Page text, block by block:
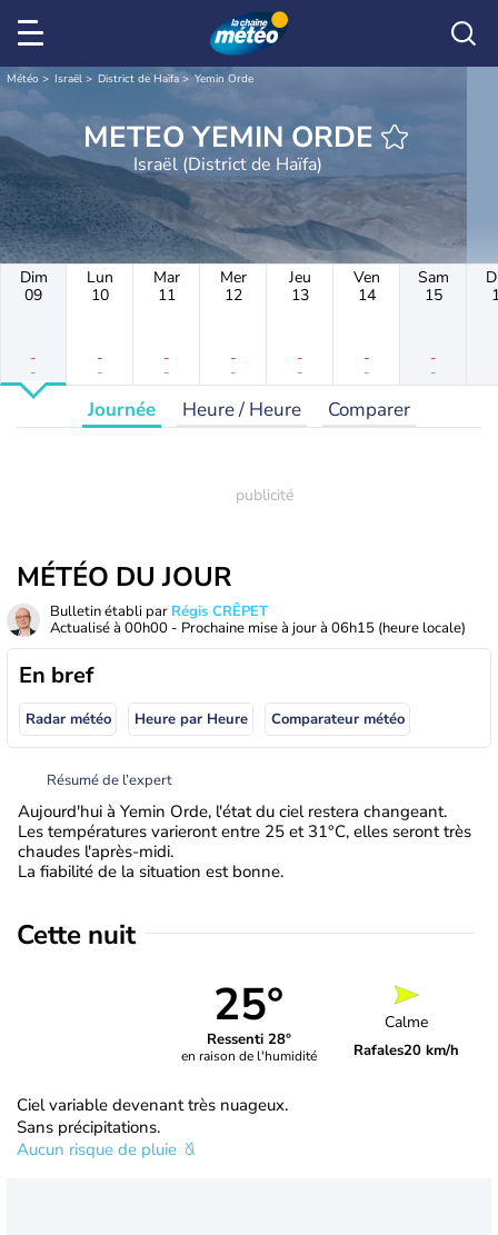
Météo Israël District de Haïfa Yemin Orde
METEO YEMIN ORDE
Israël (District de Haïfa)
Dim
09
-
-
Lun
10
-
-
Mar
11
-
-
Mer
12
-
-
Jeu
13
-
-
Ven
14
-
-
Sam
15
-
-
Journée Heure / Heure Comparer
MÉTÉO DU JOUR
Bulletin établi par Régis CRÊPET
Actualisé à 00h00 - Prochaine mise à jour à 06h15 (heure locale)
En bref
Radar météo Heure par Heure Comparateur météo
Résumé de l’expert
Aujourd'hui à Yemin Orde, l'état du ciel restera changeant.
Les températures varieront entre 25 et 31°C, elles seront très
chaudes l'après-midi.
La fiabilité de la situation est bonne.
Cette nuit
25°
Ressenti 28°
en raison de l'humidité
Calme
Rafales20 km/h
Ciel variable devenant très nuageux.
Sans précipitations.
Aucun risque de pluie